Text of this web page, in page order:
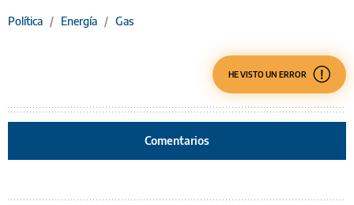
Política / Energía / Gas
HE VISTO UN ERROR
Comentarios